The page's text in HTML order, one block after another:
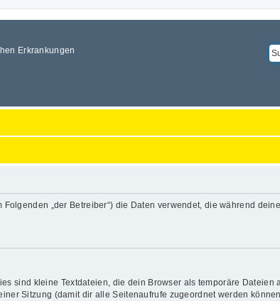
Erkrankungen
„der Betreiber“) die Daten verwendet, die während
sind kleine Textdateien, die dein Browser als temporäre Dateien
Sitzung (damit dir alle Seitenaufrufe zugeordnet werden